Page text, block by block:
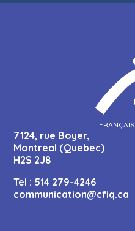
FRANÇAIS
7124, rue Boyer,
Montreal (Quebec)
H2S 2J8
Tel : 514 279-4246
communication@cfiq.ca